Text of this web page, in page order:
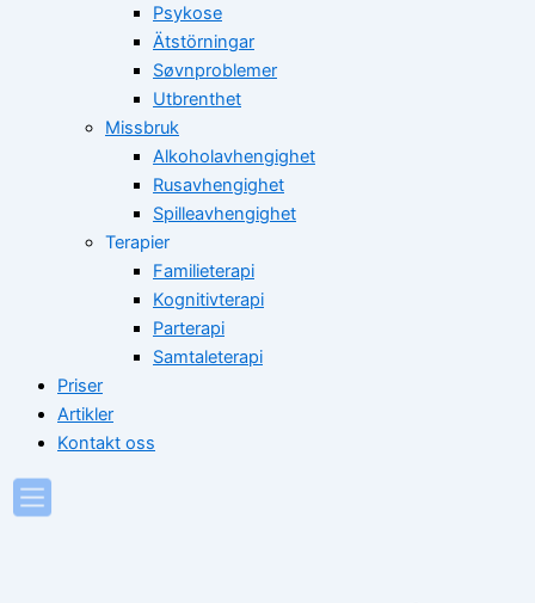
Psykose
Ätstörningar
Søvnproblemer
Utbrenthet
Missbruk
Alkoholavhengighet
Rusavhengighet
Spilleavhengighet
Terapier
Familieterapi
Kognitivterapi
Parterapi
Samtaleterapi
Priser
Artikler
Kontakt oss